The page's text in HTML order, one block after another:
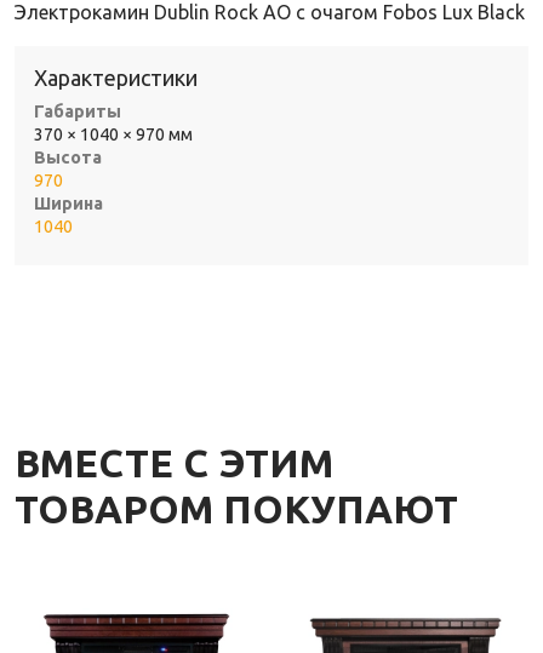
Электрокамин Dublin Rock AO с очагом Fobos Lux Black
Характеристики
Габариты
370 × 1040 × 970 мм
Высота
970
Ширина
1040
ВМЕСТЕ С ЭТИМ
ТОВАРОМ ПОКУПАЮТ